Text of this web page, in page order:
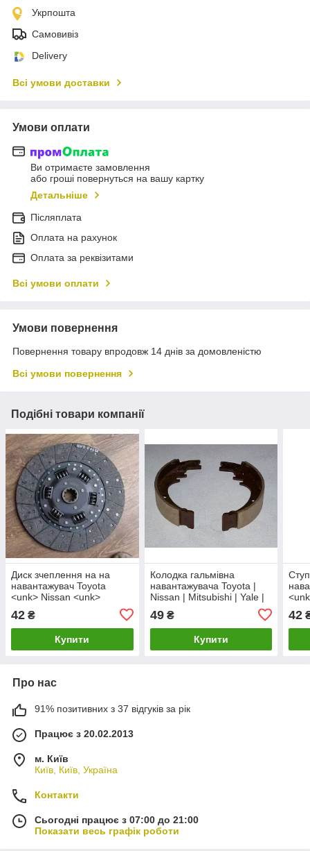
Укрпошта
Самовивіз
Delivery
Всі умови доставки
Умови оплати
Ви отримаєте замовлення
або гроші повернуться на вашу картку
Детальніше
Післяплата
Оплата на рахунок
Оплата за реквізитами
Всі умови оплати
Умови повернення
Повернення товару впродовж 14 днів за домовленістю
Всі умови повернення
Подібні товари компанії
Диск зчеплення на на
навантажувач Toyota
<unk> Nissan <unk>
<unk> Clark <unk> Linde
<unk> Daewoo <unk> Still
<unk> TCM та ін.
42 ₴
Купити
Колодка гальмівна
навантажувача Toyota |
Nissan | Mitsubishi | Yale |
Still | TCM та ін.
49₴
Купити
42
Про нас
91% позитивних з 37 відгуків за рік
Працює з 20.02.2013
м. Київ
Київ, Київ, Україна
Контакти
Сьогодні працює з 07:00 до 21:00
Показати весь графік роботи